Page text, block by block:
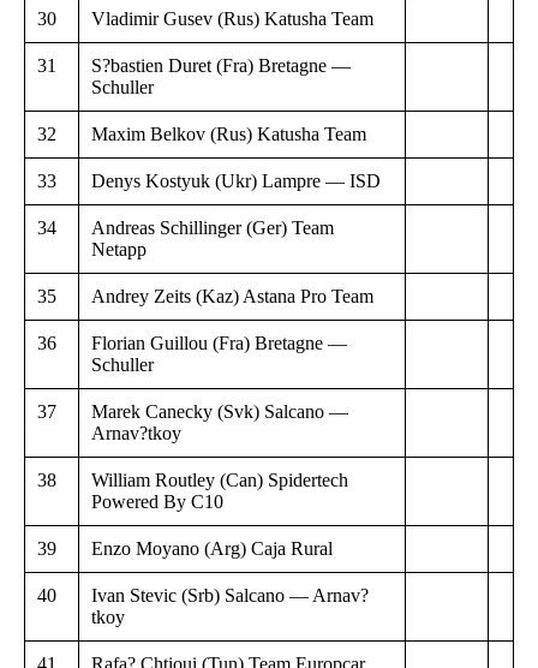
30 Vladimir Gusev (Rus) Katusha Team
31
S?bastien Duret (Fra) Bretagne —
Schuller
32 Maxim Belkov (Rus) Katusha Team
33 Denys Kostyuk (Ukr) Lampre — ISD
34
Andreas Schillinger (Ger) Team
Netapp
35 Andrey Zeits (Kaz) Astana Pro Team
36
Florian Guillou (Fra) Bretagne —
Schuller
37
Marek Canecky (Svk) Salcano —
Arnav?tkoy
38
William Routley (Can) Spidertech
Powered By C10
39 Enzo Moyano (Arg) Caja Rural
40
Ivan Stevic (Srb) Salcano — Arnav?
tkoy
41 Rafa? Chtioui (Tun) Team Europcar